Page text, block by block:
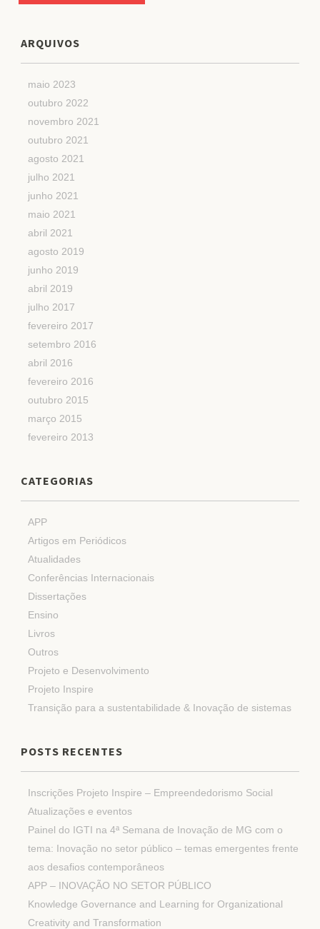
ARQUIVOS
maio 2023
outubro 2022
novembro 2021
outubro 2021
agosto 2021
julho 2021
junho 2021
maio 2021
abril 2021
agosto 2019
junho 2019
abril 2019
julho 2017
fevereiro 2017
setembro 2016
abril 2016
fevereiro 2016
outubro 2015
março 2015
fevereiro 2013
CATEGORIAS
APP
Artigos em Periódicos
Atualidades
Conferências Internacionais
Dissertações
Ensino
Livros
Outros
Projeto e Desenvolvimento
Projeto Inspire
Transição para a sustentabilidade & Inovação de sistemas
POSTS RECENTES
Inscrições Projeto Inspire – Empreendedorismo Social
Atualizações e eventos
Painel do IGTI na 4ª Semana de Inovação de MG com o
tema: Inovação no setor público – temas emergentes frente
aos desafios contemporâneos
APP – INOVAÇÃO NO SETOR PÚBLICO
Knowledge Governance and Learning for Organizational
Creativity and Transformation